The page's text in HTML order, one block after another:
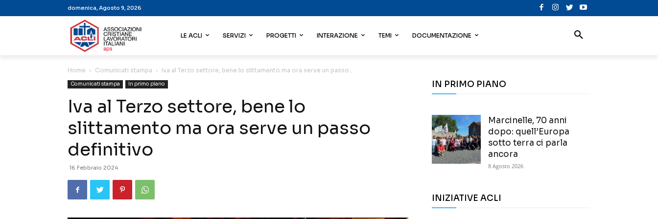
domenica, Agosto 9, 2026
LE ACLI SERVIZI PROGETTI INTERAZIONE TEMI DOCUMENTAZIONE
Home Comunicati stampa Iva al Terzo settore, bene lo slittamento ma ora serve un passo...
Comunicati stampa In primo piano
Iva al Terzo settore, bene lo
slittamento ma ora serve un passo
definitivo
16 Febbraio 2024
IN PRIMO PIANO
Marcinelle, 70 anni
dopo: quell’Europa
sotto terra ci parla
ancora
8 Agosto 2026
INIZIATIVE ACLI